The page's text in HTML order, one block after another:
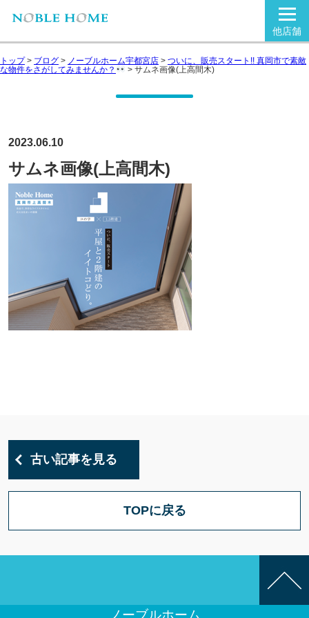
他店舗
トップ> ブログ > ノーブルホーム宇都宮店 > ついに、販売スタート!! 真岡市で素敵
な物件をさがしてみませんか？
> サムネ画像(上高間木)
2023.06.10
サムネ画像(上高間木)
古い記事を見る
TOPに戻る
ノーブルホーム